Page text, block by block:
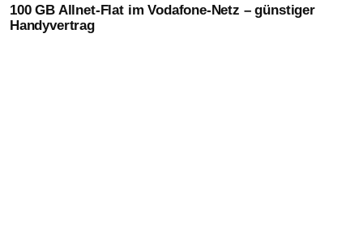
100 GB Allnet-Flat im Vodafone-Netz – günstiger
Handyvertrag